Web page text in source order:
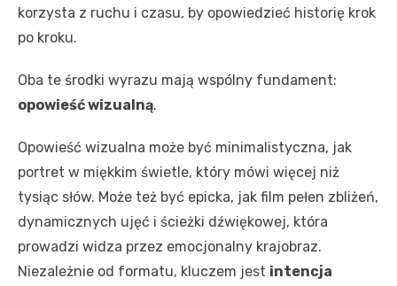
korzysta z ruchu i czasu, by opowiedzieć historię krok
po kroku.
Oba te środki wyrazu mają wspólny fundament:
opowieść wizualną.
Opowieść wizualna może być minimalistyczna, jak
portret w miękkim świetle, który mówi więcej niż
tysiąc słów. Może też być epicka, jak film pełen zbliżeń,
dynamicznych ujęć i ścieżki dźwiękowej, która
prowadzi widza przez emocjonalny krajobraz.
Niezależnie od formatu, kluczem jest intencja